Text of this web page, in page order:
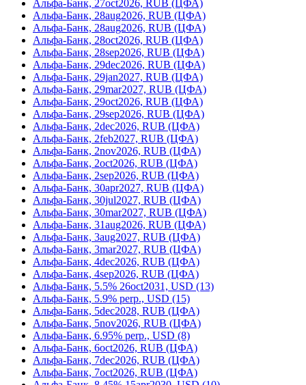
Альфа-Банк, 27oct2026, RUB (ЦФА)
Альфа-Банк, 28aug2026, RUB (ЦФА)
Альфа-Банк, 28aug2026, RUB (ЦФА)
Альфа-Банк, 28oct2026, RUB (ЦФА)
Альфа-Банк, 28sep2026, RUB (ЦФА)
Альфа-Банк, 29dec2026, RUB (ЦФА)
Альфа-Банк, 29jan2027, RUB (ЦФА)
Альфа-Банк, 29mar2027, RUB (ЦФА)
Альфа-Банк, 29oct2026, RUB (ЦФА)
Альфа-Банк, 29sep2026, RUB (ЦФА)
Альфа-Банк, 2dec2026, RUB (ЦФА)
Альфа-Банк, 2feb2027, RUB (ЦФА)
Альфа-Банк, 2nov2026, RUB (ЦФА)
Альфа-Банк, 2oct2026, RUB (ЦФА)
Альфа-Банк, 2sep2026, RUB (ЦФА)
Альфа-Банк, 30apr2027, RUB (ЦФА)
Альфа-Банк, 30jul2027, RUB (ЦФА)
Альфа-Банк, 30mar2027, RUB (ЦФА)
Альфа-Банк, 31aug2026, RUB (ЦФА)
Альфа-Банк, 3aug2027, RUB (ЦФА)
Альфа-Банк, 3mar2027, RUB (ЦФА)
Альфа-Банк, 4dec2026, RUB (ЦФА)
Альфа-Банк, 4sep2026, RUB (ЦФА)
Альфа-Банк, 5.5% 26oct2031, USD (13)
Альфа-Банк, 5.9% perp., USD (15)
Альфа-Банк, 5dec2028, RUB (ЦФА)
Альфа-Банк, 5nov2026, RUB (ЦФА)
Альфа-Банк, 6.95% perp., USD (8)
Альфа-Банк, 6oct2026, RUB (ЦФА)
Альфа-Банк, 7dec2026, RUB (ЦФА)
Альфа-Банк, 7oct2026, RUB (ЦФА)